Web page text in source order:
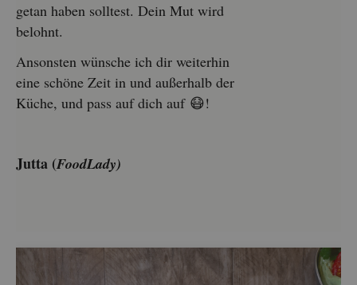
getan haben soll­test. Dein Mut wird
be­lohnt.
An­sons­ten wün­sche ich dir wei­ter­hin
eine schö­ne Zeit in und au­ßer­halb der
Küche, und pass auf dich auf 😷!
Jutta (Food­La­dy)